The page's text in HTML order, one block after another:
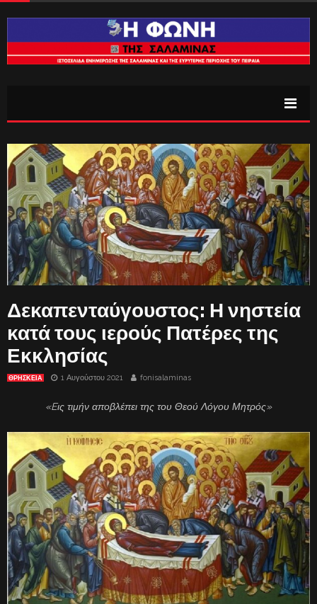
Δεκαπενταύγουστος: Η νηστεία
κατά τους ιερούς Πατέρες της
Εκκλησίας
ΘΡΗΣΚΕΙΑ 1 Αυγούστου 2021 fonisalaminas
«Eις τιμήν αποβλέπει της του Θεού Λόγου Μητρός»